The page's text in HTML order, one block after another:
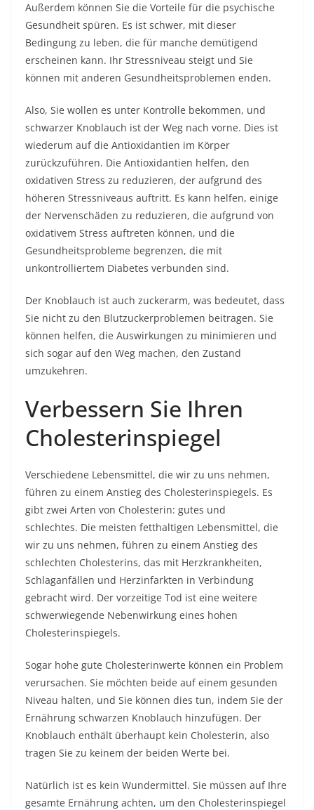
Außerdem können Sie die Vorteile für die psychische
Gesundheit spüren. Es ist schwer, mit dieser
Bedingung zu leben, die für manche demütigend
erscheinen kann. Ihr Stressniveau steigt und Sie
können mit anderen Gesundheitsproblemen enden.
Also, Sie wollen es unter Kontrolle bekommen, und
schwarzer Knoblauch ist der Weg nach vorne. Dies ist
wiederum auf die Antioxidantien im Körper
zurückzuführen. Die Antioxidantien helfen, den
oxidativen Stress zu reduzieren, der aufgrund des
höheren Stressniveaus auftritt. Es kann helfen, einige
der Nervenschäden zu reduzieren, die aufgrund von
oxidativem Stress auftreten können, und die
Gesundheitsprobleme begrenzen, die mit
unkontrolliertem Diabetes verbunden sind.
Der Knoblauch ist auch zuckerarm, was bedeutet, dass
Sie nicht zu den Blutzuckerproblemen beitragen. Sie
können helfen, die Auswirkungen zu minimieren und
sich sogar auf den Weg machen, den Zustand
umzukehren.
Verbessern Sie Ihren
Cholesterinspiegel
Verschiedene Lebensmittel, die wir zu uns nehmen,
führen zu einem Anstieg des Cholesterinspiegels. Es
gibt zwei Arten von Cholesterin: gutes und
schlechtes. Die meisten fetthaltigen Lebensmittel, die
wir zu uns nehmen, führen zu einem Anstieg des
schlechten Cholesterins, das mit Herzkrankheiten,
Schlaganfällen und Herzinfarkten in Verbindung
gebracht wird. Der vorzeitige Tod ist eine weitere
schwerwiegende Nebenwirkung eines hohen
Cholesterinspiegels.
Sogar hohe gute Cholesterinwerte können ein Problem
verursachen. Sie möchten beide auf einem gesunden
Niveau halten, und Sie können dies tun, indem Sie der
Ernährung schwarzen Knoblauch hinzufügen. Der
Knoblauch enthält überhaupt kein Cholesterin, also
tragen Sie zu keinem der beiden Werte bei.
Natürlich ist es kein Wundermittel. Sie müssen auf Ihre
gesamte Ernährung achten, um den Cholesterinspiegel